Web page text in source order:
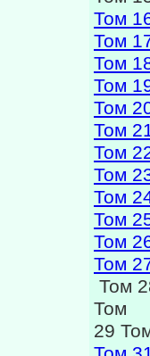
Том
Том
Том
Том
Том
Том
Том
Том
Том
Том
Том
Том
Том
Том
29